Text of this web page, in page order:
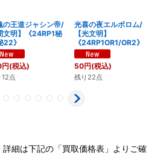
の王道ジャシン帝/
文明】《24RP1秘
22》
円(税込)
12点
光喜の夜エルボロム/
【光文明】
《24RP1OR1/OR2》
50円(税込)
残り22点
細は下記の「買取価格表」よりご確